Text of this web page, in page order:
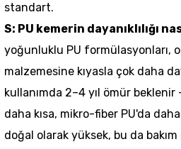
standart.
S: PU kemerin dayanıklılığı
yoğunluklu PU formülasyonları,
malzemesine kıyasla çok daha
kullanımda 2–4 yıl ömür
daha kısa, mikro-fiber PU'da
doğal olarak yüksek, bu da